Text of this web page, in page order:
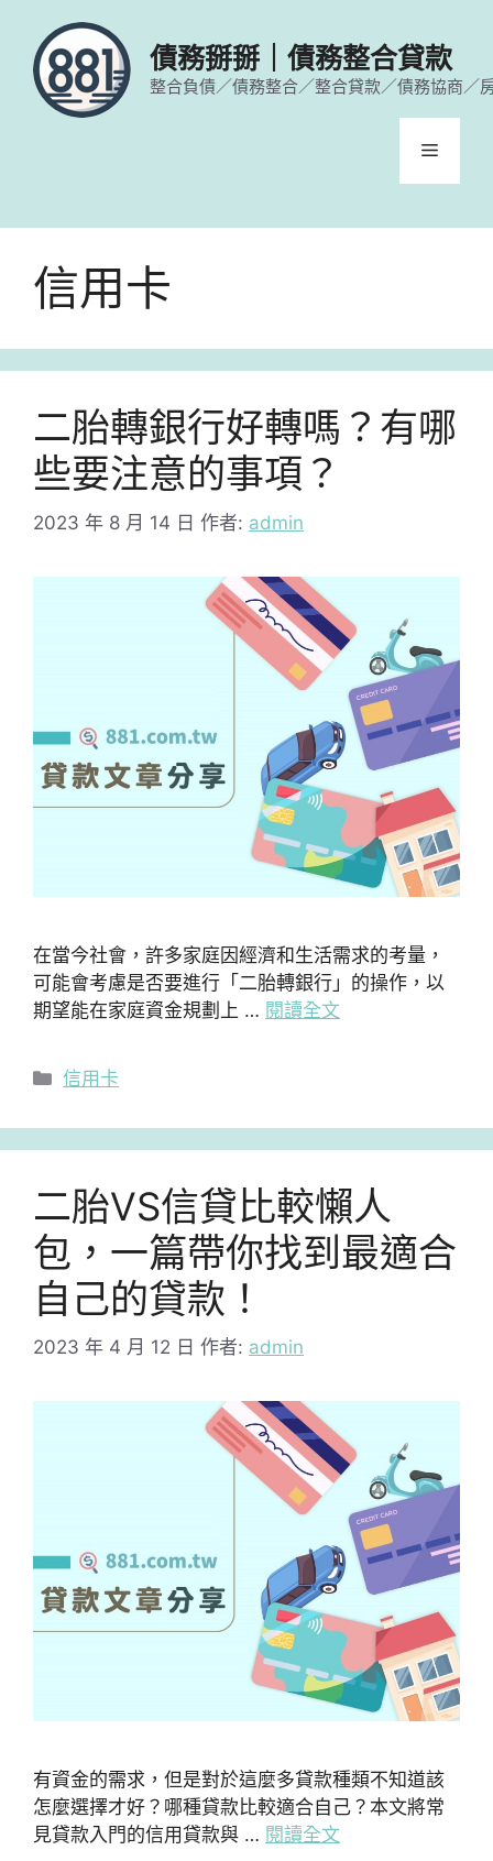
債務掰掰｜債務整合貸款
整合負債／債務整合／整合貸款／債務協商／
選
信用卡
二胎轉銀行好轉嗎？有哪
些要注意的事項？
2023 年 8 月 14 日 作者: admin
在當今社會，許多家庭因經濟和生活需求的考量，
可能會考慮是否要進行「二胎轉銀行」的操作，以
期望能在家庭資金規劃上 … 閱讀全文
分
信用卡
二胎VS信貸比較懶人
包，一篇帶你找到最適合
自己的貸款！
2023 年 4 月 12 日 作者: admin
有資金的需求，但是對於這麼多貸款種類不知道該
怎麼選擇才好？哪種貸款比較適合自己？本文將常
見貸款入門的信用貸款與 … 閱讀全文